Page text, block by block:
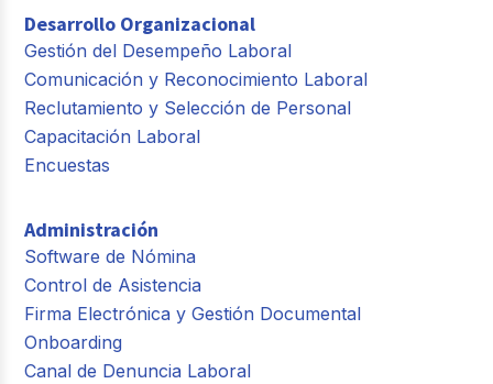
Desarrollo Organizacional
Gestión del Desempeño Laboral
Comunicación y Reconocimiento Laboral
Reclutamiento y Selección de Personal
Capacitación Laboral
Encuestas
Administración
Software de Nómina
Control de Asistencia
Firma Electrónica y Gestión Documental
Onboarding
Canal de Denuncia Laboral